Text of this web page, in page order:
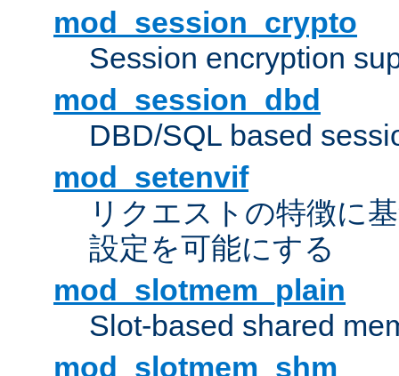
mod_session_crypto
Session encryption
mod_session_dbd
DBD/SQL based
mod_setenvif
リクエストの特徴に
設定を可能にする
mod_slotmem_plain
Slot-based shared
mod_slotmem_shm